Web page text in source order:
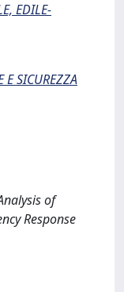
EDILE-
E SICUREZZA
of
Response